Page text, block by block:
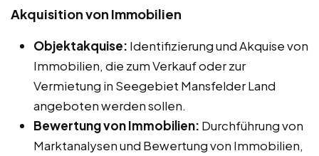
Akquisition von Immobilien
Objektakquise: Identifizierung und Akquise von
Immobilien, die zum Verkauf oder zur
Vermietung in Seegebiet Mansfelder Land
angeboten werden sollen.
Bewertung von Immobilien: Durchführung von
Marktanalysen und Bewertung von Immobilien,